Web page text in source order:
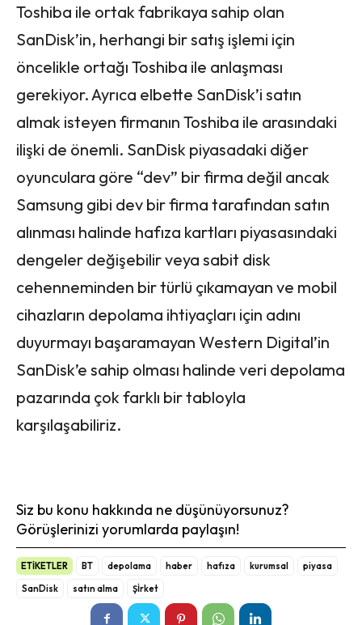
Toshiba ile ortak fabrikaya sahip olan
SanDisk’in, herhangi bir satış işlemi için
öncelikle ortağı Toshiba ile anlaşması
gerekiyor. Ayrıca elbette SanDisk’i satın
almak isteyen firmanın Toshiba ile arasındaki
ilişki de önemli. SanDisk piyasadaki diğer
oyunculara göre “dev” bir firma değil ancak
Samsung gibi dev bir firma tarafından satın
alınması halinde hafıza kartları piyasasındaki
dengeler değişebilir veya sabit disk
cehenneminden bir türlü çıkamayan ve mobil
cihazların depolama ihtiyaçları için adını
duyurmayı başaramayan Western Digital’in
SanDisk’e sahip olması halinde veri depolama
pazarında çok farklı bir tabloyla
karşılaşabiliriz.
Siz bu konu hakkında ne düşünüyorsunuz?
Görüşlerinizi yorumlarda paylaşın!
ETİKETLER BT depolama haber hafıza kurumsal
piyasa
SanDisk
satın alma Şİrket